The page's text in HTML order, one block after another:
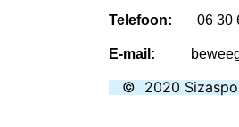
Telefoon: 06 30
E-mail:
© 2020